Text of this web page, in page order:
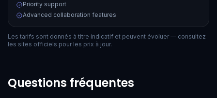
Priority support
Advanced collaboration features
Les tarifs sont donnés à titre indicatif et peuvent évoluer — consultez
les sites officiels pour les prix à jour.
Questions fréquentes